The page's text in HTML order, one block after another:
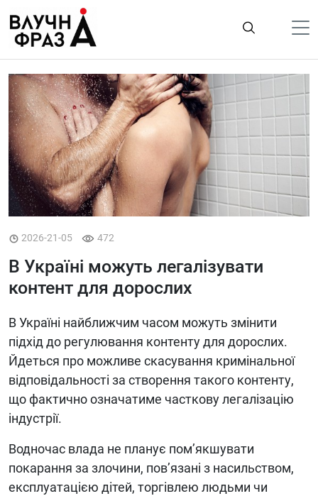
содержимому
Політика
Гроші
Життя
Лайфстайл
ТехноНаука
Людина
Корисності
Ukraine
Про нас
2026-21-05 472
В Україні можуть легалізувати
контент для дорослих
В Україні найближчим часом можуть змінити
підхід до регулювання контенту для дорослих.
Йдеться про можливе скасування кримінальної
відповідальності за створення такого контенту,
що фактично означатиме часткову легалізацію
індустрії.
Водночас влада не планує пом’якшувати
покарання за злочини, пов’язані з насильством,
експлуатацією дітей, торгівлею людьми чи